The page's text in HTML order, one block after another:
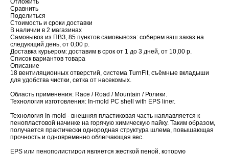
Сравнить
Поделиться
Стоимость и сроки доставки
В наличии в 2 магазинах
Самовывоз из ПВЗ, 85 пунктов самовывоза: соберем ваш заказ на
следующий день, от 0,00 р.
Доставка курьером: доставим в срок от 1 до 3 дней, от 10,00 р.
Список вариантов товара
Описание
18 вентиляционных отверстий, система TurnFit, съёмные вкладыши
для удобства чистки, сетка от насекомых.
Область применения: Race / Road / Mountain / Ролики.
Технология изготовления: In-mold PC shell with EPS liner.
Технология In-mold - внешняя пластиковая часть наплавляется к
пенопластовой начинке на горячую химическую пайку. Таким образом,
получается практически однородная структура шлема, повышающая
прочность и одновременно облегчающая вес.
EPS или пенополистирол является жесткой пеной, которую